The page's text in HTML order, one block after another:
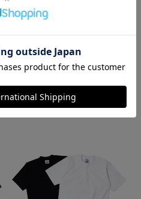
ロサンゼルスアパレル LOSANGE
LES APPAREL HF02 14オンス ヘ
¥5,990